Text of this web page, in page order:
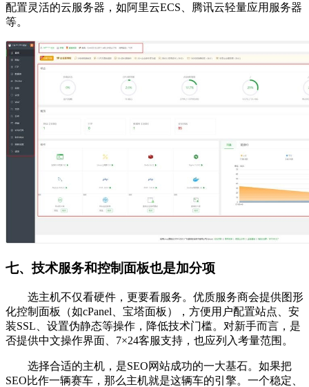
配置灵活的云服务器，如阿里云ECS、腾讯云轻量应用服务器
等。
七、技术服务和控制面板也是加分项
选主机不仅看硬件，更要看服务。优质服务商会提供图形
化控制面板（如cPanel、宝塔面板），方便用户配置站点、安
装SSL、设置伪静态等操作，降低技术门槛。对新手而言，是
否提供中文操作界面、7×24客服支持，也应列入考量范围。
选择合适的主机，是SEO网站成功的一大基石。如果把
SEO比作一辆赛车，那么主机就是这辆车的引擎。一个稳定、